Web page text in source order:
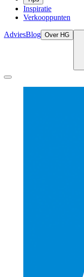
Inspiratie
Verkooppunten
AdviesBlog Over HG